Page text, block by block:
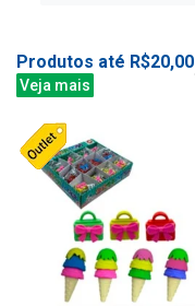
Produtos até R$20,00
Veja mais